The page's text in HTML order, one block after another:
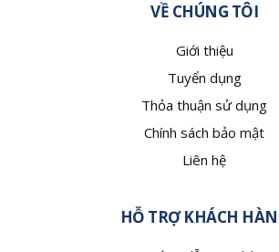
VỀ CHÚNG TÔI
Giới thiệu
Tuyển dụng
Thỏa thuận sử dụng
Chính sách bảo mật
Liên hệ
HỖ TRỢ KHÁCH